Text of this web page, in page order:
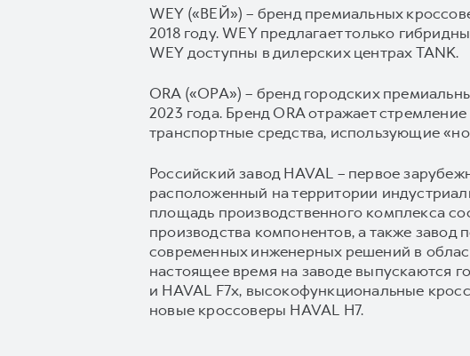
WEY («ВЕЙ») – бренд премиальных
2018 году. WEY предлагает только
WEY доступны в дилерских центрах TANK.
ORA («ОРА») – бренд городских
2023 года. Бренд ORA отражает
транспортные средства, использующие
Российский завод HAVAL – первое
расположенный на территории
площадь производственного комплекса
производства компонентов, а также завод
современных инженерных решений в
настоящее время на заводе выпускаются
и HAVAL F7x, высокофункциональные
новые кроссоверы HAVAL H7.